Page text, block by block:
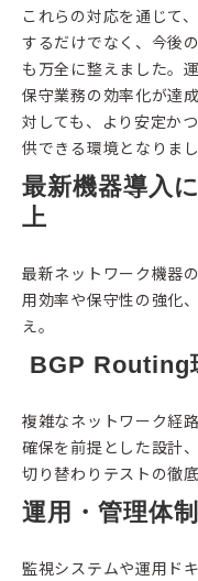
これらの対応を通じて
するだけでなく、今後
も万全に整えました。
保守業務の効率化が達
対しても、より安定か
供できる環境となりまし
最新機器導入
上
最新ネットワーク機器
用効率や保守性の強化
え。
BGP Routing
複雑なネットワーク経
確保を前提とした設計
切り替わりテストの徹底
運用・管理体
監視システムや運用ド